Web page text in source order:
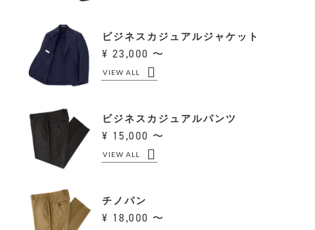
ビジネスカジュアルジャケット
23,000 〜
VIEW ALL
ビジネスカジュアルパンツ
15,000 〜
VIEW ALL
チノパン
18,000 〜